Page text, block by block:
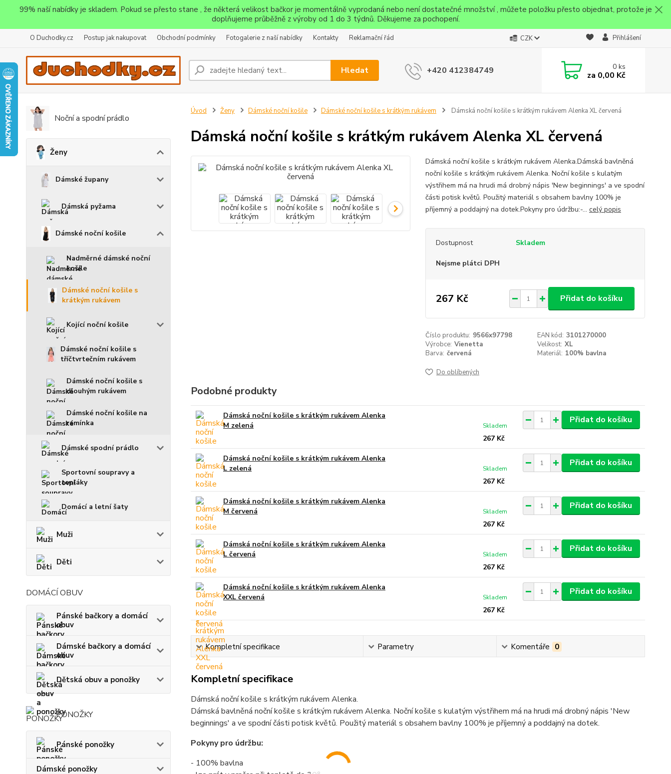
99% naší nabídky je skladem. Pokud se přesto stane , že některá velikost bačkor je momentálně vyprodaná nebo není dostatečné množství , můžete položku přesto objednat, protože je
doplňujeme průběžně z výroby od 1 do 3 týdnů. Děkujeme za pochopení.
O Duchodky.cz Postup jak nakupovat Obchodní podmínky Fotogalerie z naší nabídky Kontakty Reklamační řád CZK Přihlášení
Hledat +420 412384749 0ks
za 0,00 Kč
Noční a spodní prádlo
Ženy
Dámské župany
Dámská pyžama
Dámské noční košile
Nadměrné dámské noční
košile
Dámské noční košile s
krátkým rukávem
Kojící noční košile
Dámské noční košile s
tříčtvrtečním rukávem
Dámské noční košile s
dlouhým rukávem
Dámské noční košile na
ramínka
Dámské spodní prádlo
Sportovní soupravy a
tepláky
Domácí a letní šaty
Muži
Děti
DOMÁCÍ OBUV
Pánské bačkory a domácí
obuv
Dámské bačkory a domácí
obuv
Dětská obuv a ponožky
PONOŽKY
Pánské ponožky
Dámské ponožky
Úvod Ženy Dámské noční košile Dámské noční košile s krátkým rukávem Dámská noční košile s krátkým rukávem Alenka XL červená
Dámská noční košile s krátkým rukávem Alenka XL červená
Dámská noční košile s krátkým rukávem Alenka.Dámská bavlněná
noční košile s krátkým rukávem Alenka. Noční košile s kulatým
výstřihem má na hrudi má drobný nápis 'New beginnings' a ve spodní
části potisk květů. Použitý materiál s obsahem bavlny 100% je
příjemný a poddajný na dotek.Pokyny pro údržbu:-... celý popis
Dostupnost Skladem
Nejsme plátci DPH
267 Kč Přidat do košíku
Číslo produktu: 9566x97798 EAN kód: 3101270000
Výrobce: Vienetta Velikost: XL
Barva: červená Materiál: 100% bavlna
Do oblíbených
Podobné produkty
Dámská noční košile s krátkým rukávem Alenka
M zelená
267 Kč
Skladem
Přidat do košíku
Dámská noční košile s krátkým rukávem Alenka
L zelená
267 Kč
Skladem
Přidat do košíku
Dámská noční košile s krátkým rukávem Alenka
M červená
267 Kč
Skladem
Přidat do košíku
Dámská noční košile s krátkým rukávem Alenka
L červená
267 Kč
Skladem
Přidat do košíku
Dámská noční košile s krátkým rukávem Alenka
XXL červená
267 Kč
Skladem
Přidat do košíku
Kompletní specifikace Parametry Komentáře 0
Kompletní specifikace
Dámská noční košile s krátkým rukávem Alenka.
Dámská bavlněná noční košile s krátkým rukávem Alenka. Noční košile s kulatým výstřihem má na hrudi má drobný nápis 'New
beginnings' a ve spodní části potisk květů. Použitý materiál s obsahem bavlny 100% je příjemný a poddajný na dotek.
Pokyny pro údržbu:
- 100% bavlna